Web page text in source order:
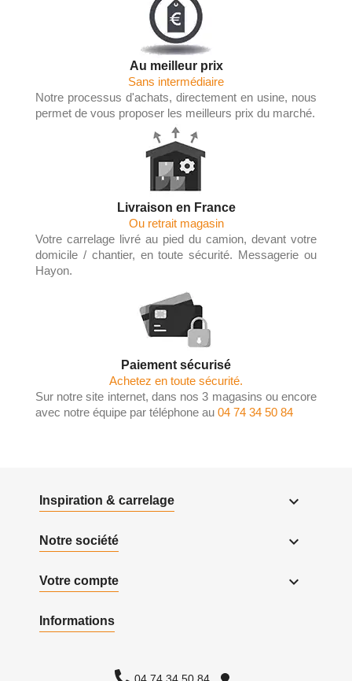
Au meilleur prix
Sans intermédiaire
Notre processus d'achats, directement en usine, nous
permet de vous proposer les meilleurs prix du marché.
Livraison en France
Ou retrait magasin
Votre carrelage livré au pied du camion, devant votre
domicile / chantier, en toute sécurité. Messagerie ou
Hayon.
Paiement sécurisé
Achetez en toute sécurité.
Sur notre site internet, dans nos 3 magasins ou encore
avec notre équipe par téléphone au 04 74 34 50 84
Inspiration & carrelage 
Notre société 
Votre compte 
Informations
04 74 34 50 84